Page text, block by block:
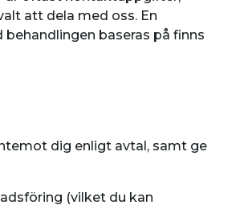
att dela med oss. En
baseras på finns
dig enligt avtal, samt ge
(vilket du kan